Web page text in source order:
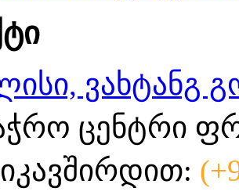
ვახტანგ
ცენტრი